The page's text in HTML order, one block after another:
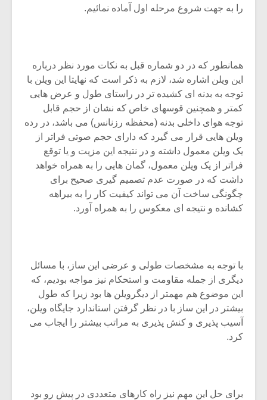
را به جهت شروع مرحله اول آماده نمائیم.
همانطور که در دو شماره قبل به نکات مورد نظر درباره
این ویلن اشاره شد، لازم به ذکر است که نهایتا این ویلن با
توجه به بدنه ای کشیده تر در راستای طول و عرض هایی
کمتر و همچنین قوسهای خاص که نشان از حجم قابل
توجه هوای داخلی بدنه (محفظه رزنانس) می باشد، در رده
ویلن هایی قرار می گیرد که دارای حجم صوتی فراتر از
یک ویلن معمول داشته و در نتیجه این مزیت و یا توقع
فراتر از یک ویلن معمول، گمان هایی را به همراه خواهد
داشت که در صورت عدم تصمیم گیری صحیح برای
چگونگی ساخت آن می تواند کیفیت کار را به بیراهه
کشانده و نتیجه ای معکوس را به همراه آورد.
با توجه به مشخصات طولی و عرضی این ساز، با مسائل
دیگری از جمله مقاومت و استحکام نیز مواجه بودیم، که
این موضوع هم مهمتر از دیگرویلن ها بود زیرا که طول
بیشتر در این ساز با در نظر گرفتن استاندارد جایگاه ویلن،
آسیب پذیری و کنش پذیری به مراتب بیشتر را ایجاب می
کرد.
برای حل این مهم نیز راه کارهای متعددی در پیش رو بود
میکلوش روژا
یادداشتی بر موسیقی
متن فیلم «متری
مشهورترین باشی،
بدنام ترین باش
موسیقی